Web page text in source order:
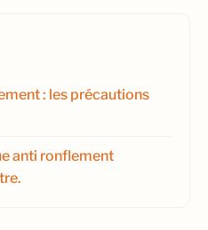
: les précautions
anti ronflement